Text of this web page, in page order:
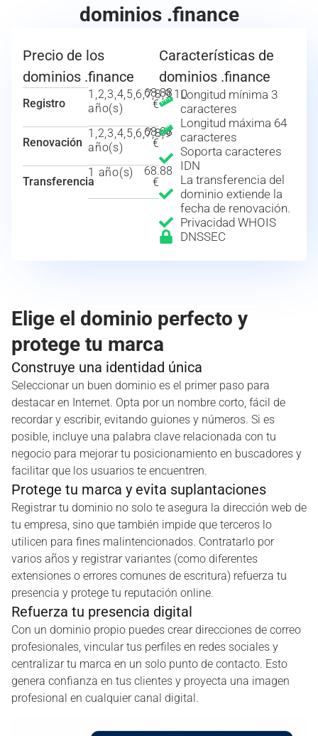
dominios .finance
Precio de los
dominios .finance
Registro
1,2,3,4,5,6,7,8,9,10
año(s)
68.88
€
Renovación
1,2,3,4,5,6,7,8,9
año(s)
68.88
€
Transferencia
1 año(s)
68.88
€
Características de
dominios .finance
Longitud mínima 3
caracteres
Longitud máxima 64
caracteres
Soporta caracteres
IDN
La transferencia del
dominio extiende la
fecha de renovación.
Privacidad WHOIS
DNSSEC
Elige el dominio perfecto y
protege tu marca
Construye una identidad única
Seleccionar un buen dominio es el primer paso para
destacar en Internet. Opta por un nombre corto, fácil de
recordar y escribir, evitando guiones y números. Si es
posible, incluye una palabra clave relacionada con tu
negocio para mejorar tu posicionamiento en buscadores y
facilitar que los usuarios te encuentren.
Protege tu marca y evita suplantaciones
Registrar tu dominio no solo te asegura la dirección web de
tu empresa, sino que también impide que terceros lo
utilicen para fines malintencionados. Contratarlo por
varios años y registrar variantes (como diferentes
extensiones o errores comunes de escritura) refuerza tu
presencia y protege tu reputación online.
Refuerza tu presencia digital
Con un dominio propio puedes crear direcciones de correo
profesionales, vincular tus perfiles en redes sociales y
centralizar tu marca en un solo punto de contacto. Esto
genera confianza en tus clientes y proyecta una imagen
profesional en cualquier canal digital.